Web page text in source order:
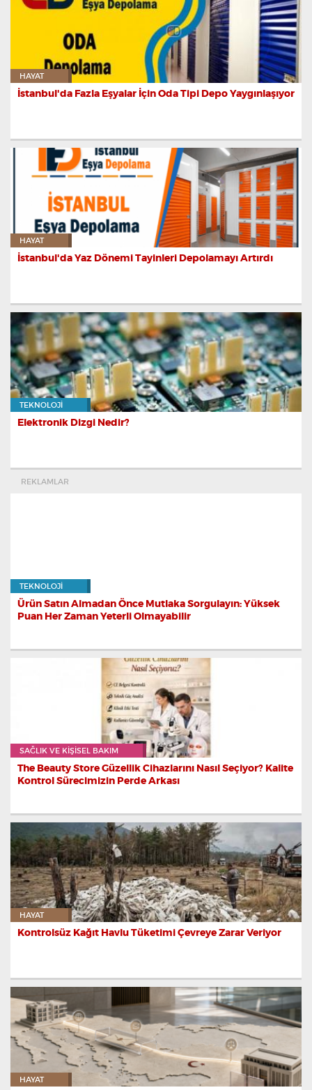
HAYAT
İstanbul'da Fazla Eşyalar İçin Oda Tipi Depo Yaygınlaşıyor
HAYAT
İstanbul'da Yaz Dönemi Tayinleri Depolamayı Artırdı
TEKNOLOJI
Elektronik Dizgi Nedir?
REKLAMLAR
TEKNOLOJI
Ürün Satın Almadan Önce Mutlaka Sorgulayın: Yüksek
Puan Her Zaman Yeterli Olmayabilir
SAĞLIK VE KIŞISEL BAKIM
The Beauty Store Güzellik Cihazlarını Nasıl Seçiyor? Kalite
Kontrol Sürecimizin Perde Arkası
HAYAT
Kontrolsüz Kağıt Havlu Tüketimi Çevreye Zarar Veriyor
HAYAT